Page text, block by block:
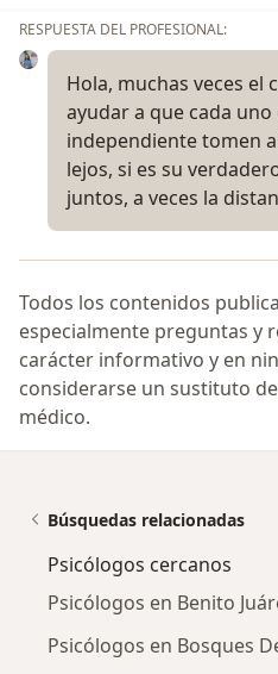
RESPUESTA DEL PROFESIONAL:
Hola, muchas veces el
ayudar a que cada
independiente tomen
lejos, si es su
juntos, a veces la
Todos los contenidos
especialmente preguntas y
carácter informativo y en
considerarse un sustituto
médico.
Búsquedas relacionadas
Psicólogos cercanos
Psicólogos en Benito
Psicólogos en Bosques